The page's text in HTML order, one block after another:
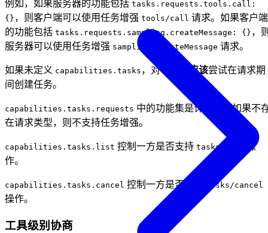
例如，如果服务器的功能包括 tasks.requests.tools.call:
{} ，则客户端可以使用任务增强 tools/call 请求。如果客户端
的功能包括 tasks.requests.sampling.createMessage: {} ，
服务器可以使用任务增强 sampling/createMessage 请求。
如果未定义 capabilities.tasks ，对等方 不应该尝试在请求期
间创建任务。
capabilities.tasks.requests 中的功能集是详尽的。如果不
在请求类型，则不支持任务增强。
capabilities.tasks.list 控制一方是否支持 tasks/list
操
作。
capabilities.tasks.cancel 控制一方是否支持 tasks/cancel
操作。
工具级别协商